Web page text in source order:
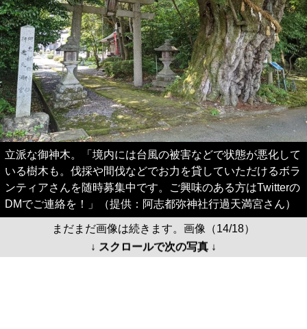
立派な御神木。「境内には台風の被害などで状態が悪化して
いる樹木も。伐採や間伐などでお力を貸していただけるボラ
ンティアさんを随時募集中です。ご興味のある方はTwitterの
DMでご連絡を！」（提供：阿志都弥神社行過天満宮さん）
まだまだ画像は続きます。画像（14/18）
↓ スクロールで次の写真 ↓